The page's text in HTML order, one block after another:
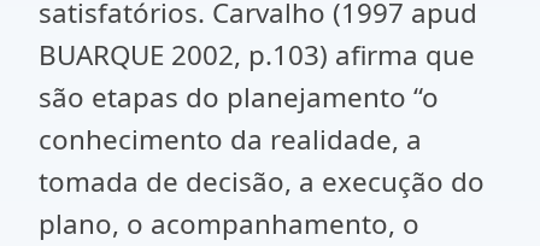
satisfatórios. Carvalho (1997 apud
BUARQUE 2002, p.103) afirma que
são etapas do planejamento “o
conhecimento da realidade, a
tomada de decisão, a execução do
plano, o acompanhamento, o